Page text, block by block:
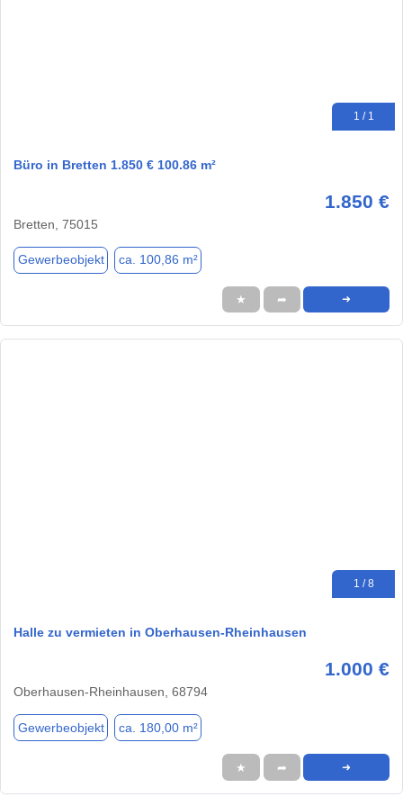
1 / 1
Büro in Bretten 1.850 € 100.86 m²
1.850 €
Bretten, 75015
Gewerbeobjekt ca. 100,86 m²
★ ➦ ➜
1 / 8
Halle zu vermieten in Oberhausen-Rheinhausen
1.000 €
Oberhausen-Rheinhausen, 68794
Gewerbeobjekt ca. 180,00 m²
★ ➦ ➜